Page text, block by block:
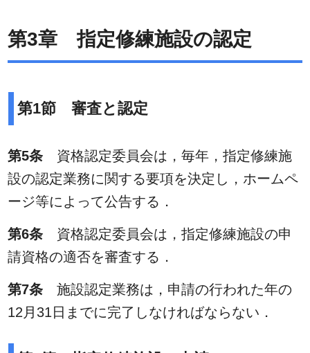
第3章 指定修練施設の認定
第1節 審査と認定
第5条 資格認定委員会は，毎年，指定修練施
設の認定業務に関する要項を決定し，ホームペ
ージ等によって公告する．
第6条 資格認定委員会は，指定修練施設の申
請資格の適否を審査する．
第7条 施設認定業務は，申請の行われた年の
12月31日までに完了しなければならない．